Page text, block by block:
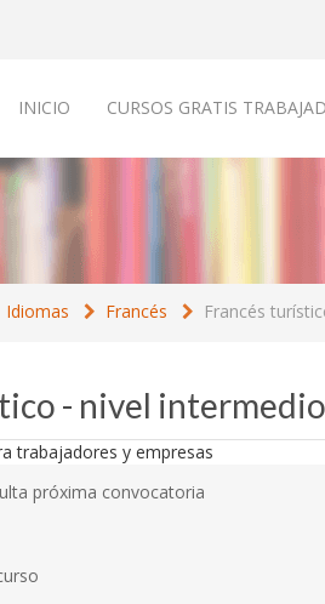
INICIO CURSOS GRATIS
Idiomas Francés Francés
- nivel intermedio
próxima convocatoria